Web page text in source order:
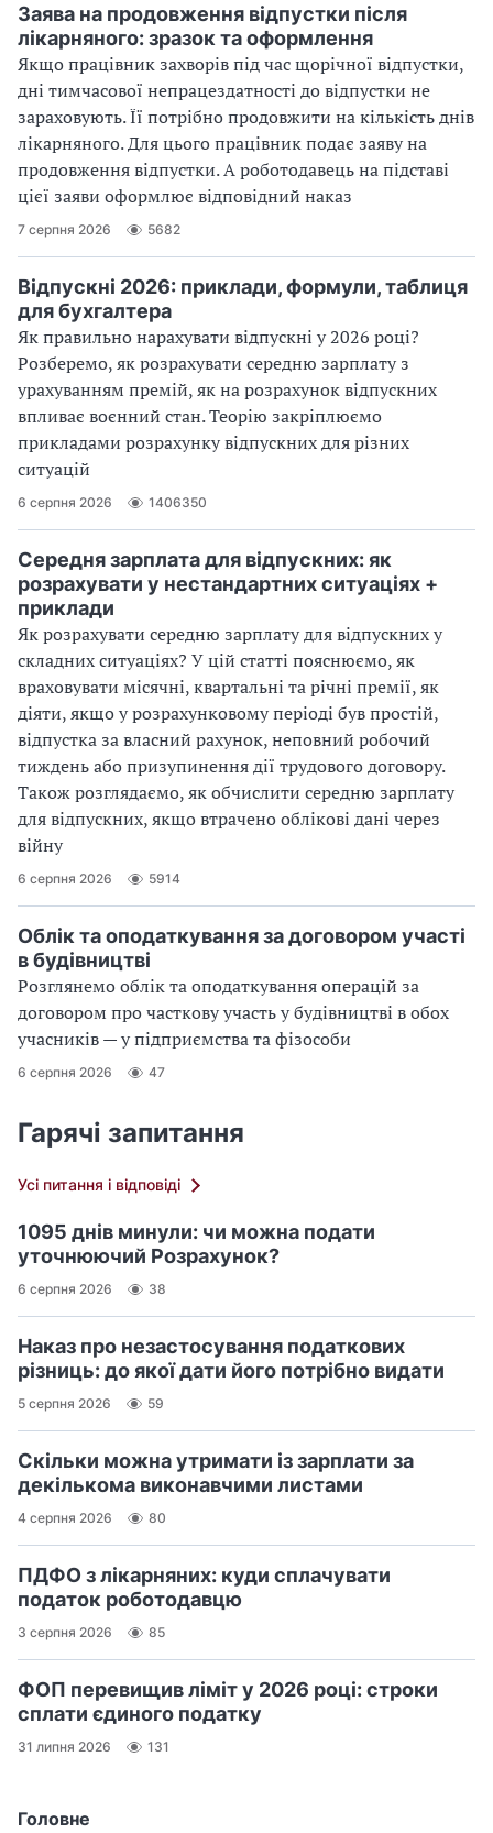
Головне
Заява на продовження відпустки після
лікарняного: зразок та оформлення
Якщо працівник захворів під час щорічної відпустки,
дні тимчасової непрацездатності до відпустки не
зараховують. Її потрібно продовжити на кількість днів
лікарняного. Для цього працівник подає заяву на
продовження відпустки. А роботодавець на підставі
цієї заяви оформлює відповідний наказ
7 серпня 2026 5682
Відпускні 2026: приклади, формули, таблиця
для бухгалтера
Як правильно нарахувати відпускні у 2026 році?
Розберемо, як розрахувати середню зарплату з
урахуванням премій, як на розрахунок відпускних
впливає воєнний стан. Теорію закріплюємо
прикладами розрахунку відпускних для різних
ситуацій
6 серпня 2026 1406350
Середня зарплата для відпускних: як
розрахувати у нестандартних ситуаціях +
приклади
Як розрахувати середню зарплату для відпускних у
складних ситуаціях? У цій статті пояснюємо, як
враховувати місячні, квартальні та річні премії, як
діяти, якщо у розрахунковому періоді був простій,
відпустка за власний рахунок, неповний робочий
тиждень або призупинення дії трудового договору.
Також розглядаємо, як обчислити середню зарплату
для відпускних, якщо втрачено облікові дані через
війну
6 серпня 2026 5914
Облік та оподаткування за договором участі
в будівництві
Розглянемо облік та оподаткування операцій за
договором про часткову участь у будівництві в обох
учасників — у підприємства та фізособи
6 серпня 2026 47
Гарячі запитання
Усі питання і відповіді
1095 днів минули: чи можна подати
уточнюючий Розрахунок?
6 серпня 2026 38
Наказ про незастосування податкових
різниць: до якої дати його потрібно видати
5 серпня 2026 59
Скільки можна утримати із зарплати за
декількома виконавчими листами
4 серпня 2026 80
ПДФО з лікарняних: куди сплачувати
податок роботодавцю
3 серпня 2026 85
ФОП перевищив ліміт у 2026 році: строки
сплати єдиного податку
31 липня 2026 131